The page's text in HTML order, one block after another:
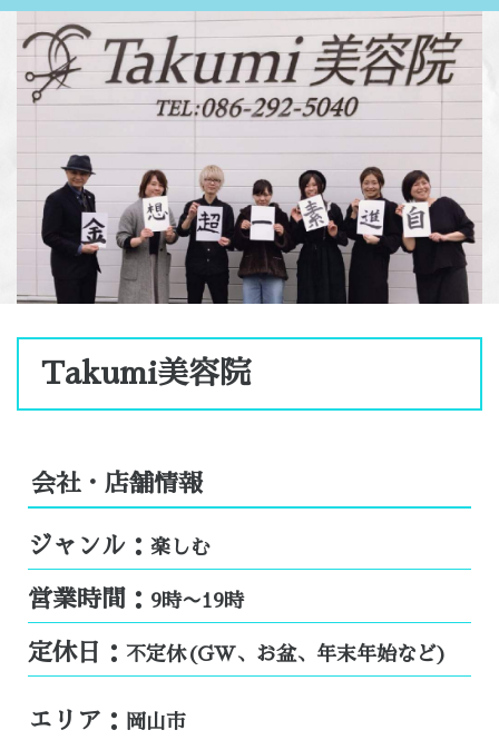
Takumi美容院
会社・店舗情報
ジャンル： 楽しむ
営業時間： 9時〜19時
定休日： 不定休(GW、お盆、年末年始など)
エリア： 岡山市